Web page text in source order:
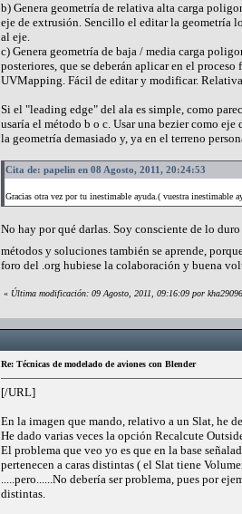
b) Genera geometría de relativa alta carga
eje de extrusión. Sencillo el editar la geometría
al eje.
c) Genera geometría de baja / media carga
posteriores, que se deberán aplicar en el
UVMapping. Fácil de editar y modificar.
Si el "leading edge" del ala es simple, como
usaría el método b o c. Usar una bezier como
la geometría demasiado y, ya en el terreno
Cita de: papelin en 08 Agosto, 2011, 20:24:53
Gracias otra vez por tu inestimable ayuda.( vuestra inestimable
No hay por qué darlas. Soy consciente de lo
métodos y soluciones también se aprende,
foro del .org hubiese la colaboración y buena
« Última modificación: 09 Agosto, 2011, 09:16:09 por
Re: Técnicas de modelado de aviones con Blender
[/URL]
En la imagen que mando, relativo a un Slat, he
He dado varias veces la opción Recalcute
El problema que veo yo es que en la base
pertenecen a caras distintas ( el Slat tiene
.....pero......No debería ser problema, pues por
distintas.